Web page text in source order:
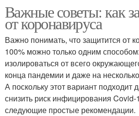
Важные советы: как
от коронавируса
Важно понимать, что защитится от
100% можно только одним
изолироваться от всего
конца пандемии и даже на
А поскольку этот вариант подходит
снизить риск инфицирования Covid-
следующие простые рекомендации.